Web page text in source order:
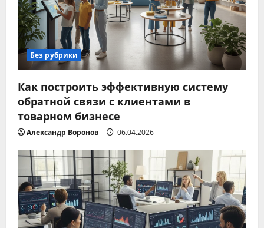
Без рубрики
Как построить эффективную систему
обратной связи с клиентами в
товарном бизнесе
Александр Воронов 06.04.2026